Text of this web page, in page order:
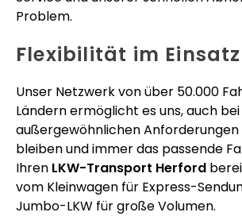
Problem.
Flexibilität im Einsatz
Unser Netzwerk von über 50.000
Ländern ermöglicht es uns, auch bei
außergewöhnlichen Anforderungen
bleiben und immer das passende
Ihren LKW-Transport Herford
vom Kleinwagen für Express-
Jumbo-LKW für große Volumen.